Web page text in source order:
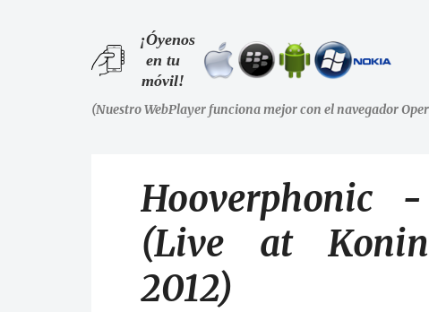
¡Óyenos
en tu
móvil!
(Nuestro WebPlayer funciona mejor con el navegador
Hooverphonic
(Live at
2012)